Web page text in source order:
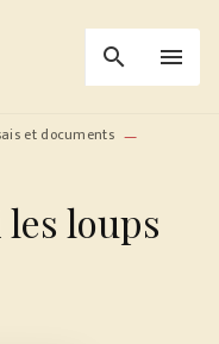
search menu
et documents —
loups